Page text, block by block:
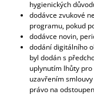
hygienických
dodávce zvukové
programu, pokud
dodávce novin,
dodání digitálního
byl dodán s
uplynutím lhůty
uzavřením
právo na